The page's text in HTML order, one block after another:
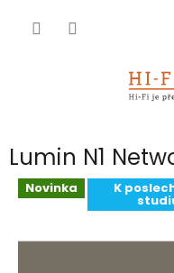
Lumin N1
Novinka K